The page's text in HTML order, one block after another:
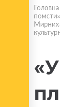
Головна